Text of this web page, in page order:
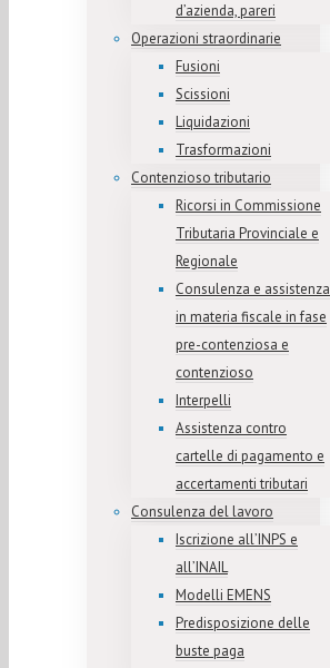
d’azienda, pareri
Operazioni straordinarie
Fusioni
Scissioni
Liquidazioni
Trasformazioni
Contenzioso tributario
Ricorsi in Commissione
Tributaria Provinciale e
Regionale
Consulenza e assistenza
in materia fiscale in fase
pre-contenziosa e
contenzioso
Interpelli
Assistenza contro
cartelle di pagamento e
accertamenti tributari
Consulenza del lavoro
Iscrizione all’INPS e
all’INAIL
Modelli EMENS
Predisposizione delle
buste paga